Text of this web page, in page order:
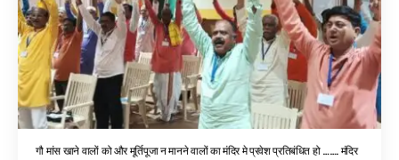
गौ मांस खाने वालों को और मूर्तिपूजा न मानने वालों का मंदिर मे प्रवेश प्रतिबंधित हो ……. मंदिर